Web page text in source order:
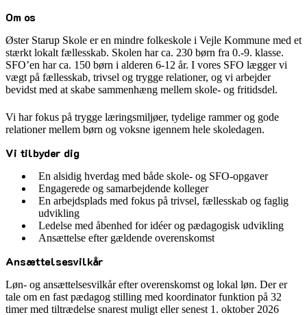
Om os
Øster Starup Skole er en mindre folkeskole i Vejle Kommune med et
stærkt lokalt fællesskab. Skolen har ca. 230 børn fra 0.-9. klasse.
SFO’en har ca. 150 børn i alderen 6-12 år. I vores SFO lægger vi
vægt på fællesskab, trivsel og trygge relationer, og vi arbejder
bevidst med at skabe sammenhæng mellem skole- og fritidsdel.
Vi har fokus på trygge læringsmiljøer, tydelige rammer og gode
relationer mellem børn og voksne igennem hele skoledagen.
Vi tilbyder dig
En alsidig hverdag med både skole- og SFO-opgaver
Engagerede og samarbejdende kolleger
En arbejdsplads med fokus på trivsel, fællesskab og faglig
udvikling
Ledelse med åbenhed for idéer og pædagogisk udvikling
Ansættelse efter gældende overenskomst
Ansættelsesvilkår
Løn- og ansættelsesvilkår efter overenskomst og lokal løn. Der er
tale om en fast pædagog stilling med koordinator funktion på 32
timer med tiltrædelse snarest muligt eller senest 1. oktober 2026